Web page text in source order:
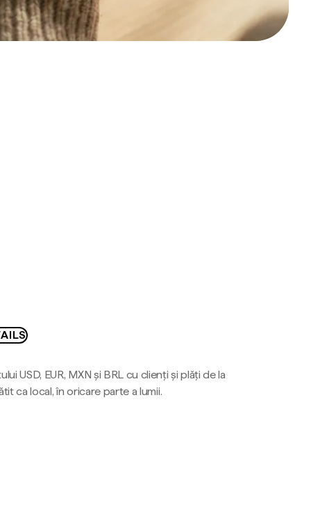
USD, EUR, MXN și BRL cu clienți și plăți de la
ca local, în oricare parte a lumii.